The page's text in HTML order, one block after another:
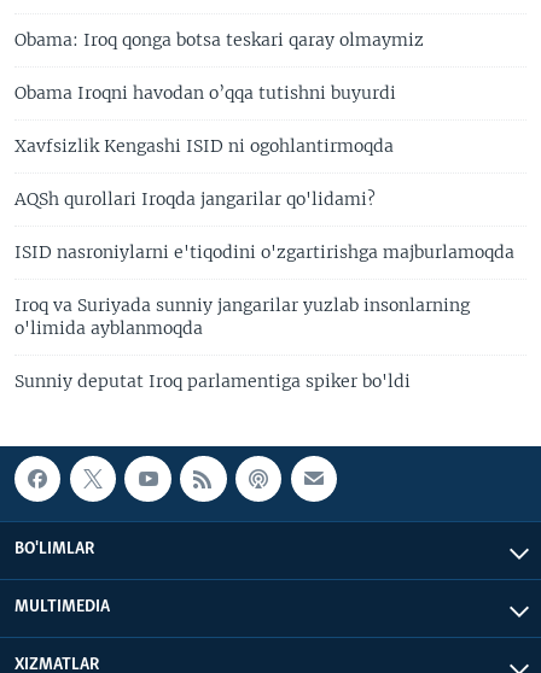
Obama: Iroq qonga botsa teskari qaray olmaymiz
Obama Iroqni havodan o’qqa tutishni buyurdi
Xavfsizlik Kengashi ISID ni ogohlantirmoqda
AQSh qurollari Iroqda jangarilar qo'lidami?
ISID nasroniylarni e'tiqodini o'zgartirishga majburlamoqda
Iroq va Suriyada sunniy jangarilar yuzlab insonlarning
o'limida ayblanmoqda
Sunniy deputat Iroq parlamentiga spiker bo'ldi
BO'LIMLAR
MULTIMEDIA
XIZMATLAR